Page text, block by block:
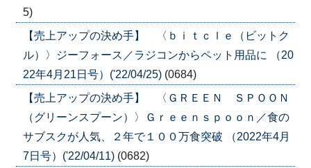
5)
【売上アップの決め手】 〈ｂｉｔｃｌｅ（ビットク
ル）〉ジーフォース／ラジコンからペット用品に （20
22年4月21日号）('22/04/25) (0684)
【売上アップの決め手】 〈ＧＲＥＥＮ ＳＰＯＯＮ
（グリーンスプーン）〉Ｇｒｅｅｎｓｐｏｏｎ／食の
サブスクが人気、２年で１００万食突破 （2022年4月
7日号）('22/04/11) (0682)